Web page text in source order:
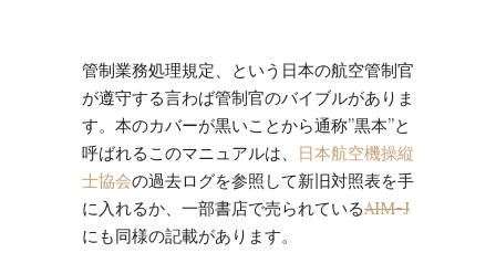
管制業務処理規定、という日本の航空管制官
が遵守する言わば管制官のバイブルがありま
す。本のカバーが黒いことから通称”黒本”と
呼ばれるこのマニュアルは、
日本航空機操縦
士協会の過去ログを参照して新旧対照表を手
に入れるか、一部書店で売られているAIM-J
にも同様の記載があります。